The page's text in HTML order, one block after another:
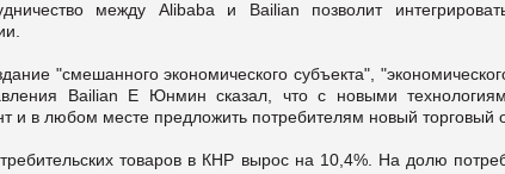
между Alibaba и Bailian позволит
"смешанного экономического субъекта",
Bailian Е Юнмин сказал, что с новыми
и в любом месте предложить потребителям новый торговый
товаров в КНР вырос на 10,4%. На долю